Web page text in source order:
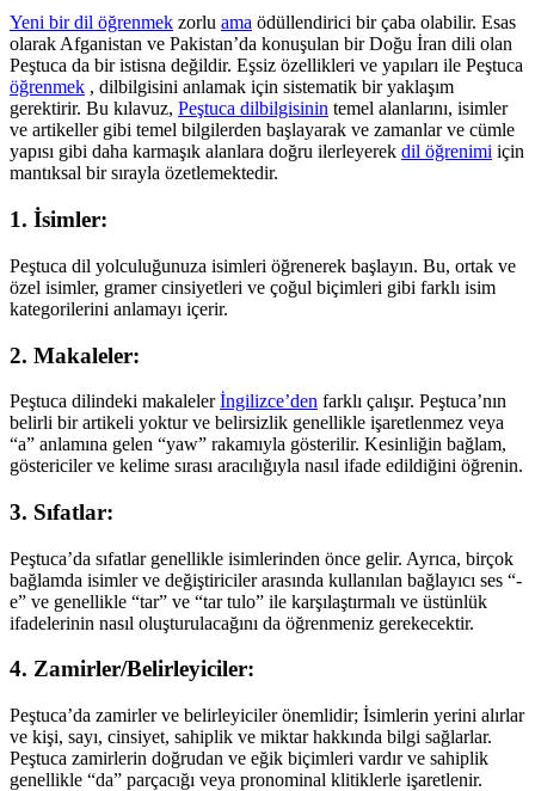
Yeni bir dil öğrenmek zorlu ama ödüllendirici bir çaba olabilir. Esas
olarak Afganistan ve Pakistan’da konuşulan bir Doğu İran dili olan
Peştuca da bir istisna değildir. Eşsiz özellikleri ve yapıları ile Peştuca
öğrenmek , dilbilgisini anlamak için sistematik bir yaklaşım
gerektirir. Bu kılavuz, Peştuca dilbilgisinin temel alanlarını, isimler
ve artikeller gibi temel bilgilerden başlayarak ve zamanlar ve cümle
yapısı gibi daha karmaşık alanlara doğru ilerleyerek dil öğrenimi için
mantıksal bir sırayla özetlemektedir.
1. İsimler:
Peştuca dil yolculuğunuza isimleri öğrenerek başlayın. Bu, ortak ve
özel isimler, gramer cinsiyetleri ve çoğul biçimleri gibi farklı isim
kategorilerini anlamayı içerir.
2. Makaleler:
Peştuca dilindeki makalelerİngilizce’den farklı çalışır. Peştuca’nın
belirli bir artikeli yoktur ve belirsizlik genellikle işaretlenmez veya
“a” anlamına gelen “yaw” rakamıyla gösterilir. Kesinliğin bağlam,
göstericiler ve kelime sırası aracılığıyla nasıl ifade edildiğini öğrenin.
3. Sıfatlar:
Peştuca’da sıfatlar genellikle isimlerinden önce gelir. Ayrıca, birçok
bağlamda isimler ve değiştiriciler arasında kullanılan bağlayıcı ses “-
e” ve genellikle “tar” ve “tar tulo” ile karşılaştırmalı ve üstünlük
ifadelerinin nasıl oluşturulacağını da öğrenmeniz gerekecektir.
4. Zamirler/Belirleyiciler:
Peştuca’da zamirler ve belirleyiciler önemlidir; İsimlerin yerini alırlar
ve kişi, sayı, cinsiyet, sahiplik ve miktar hakkında bilgi sağlarlar.
Peştuca zamirlerin doğrudan ve eğik biçimleri vardır ve sahiplik
genellikle “da” parçacığı veya pronominal klitiklerle işaretlenir.